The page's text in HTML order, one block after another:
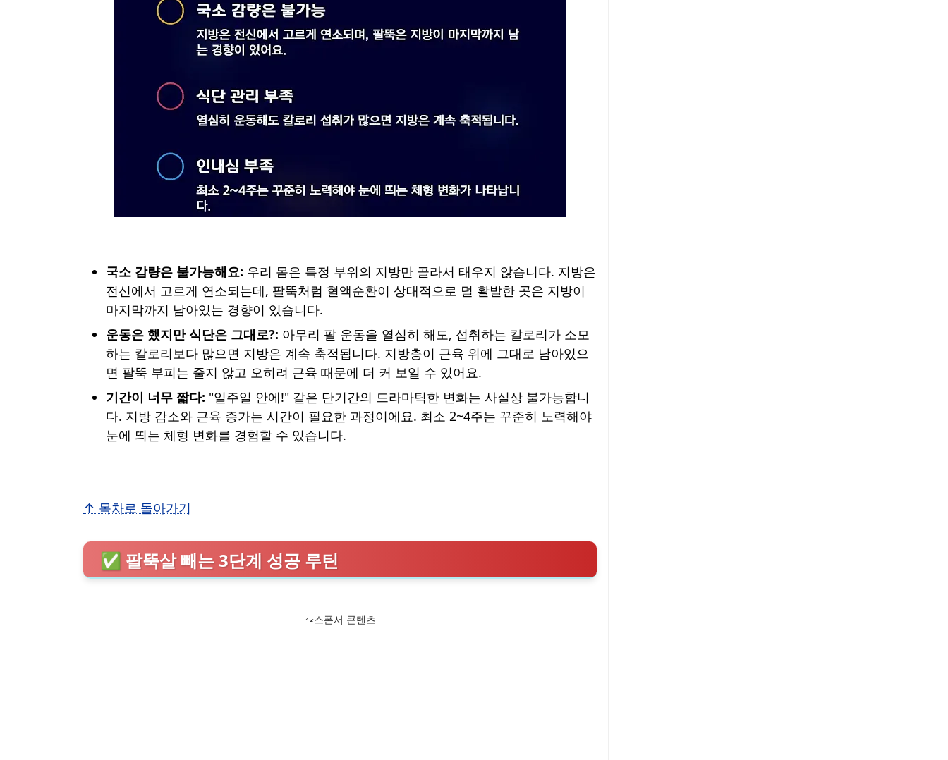
국소 감량은 불가능해요: 우리 몸은 특정 부위의 지방만 골라서 태우지 않습니다. 지방은
전신에서 고르게 연소되는데, 팔뚝처럼 혈액순환이 상대적으로 덜 활발한 곳은 지방이
마지막까지 남아있는 경향이 있습니다.
운동은 했지만 식단은 그대로?: 아무리 팔 운동을 열심히 해도, 섭취하는 칼로리가 소모
하는 칼로리보다 많으면 지방은 계속 축적됩니다. 지방층이 근육 위에 그대로 남아있으
면 팔뚝 부피는 줄지 않고 오히려 근육 때문에 더 커 보일 수 있어요.
기간이 너무 짧다: "일주일 안에!" 같은 단기간의 드라마틱한 변화는 사실상 불가능합니
다. 지방 감소와 근육 증가는 시간이 필요한 과정이에요. 최소 2~4주는 꾸준히 노력해야
눈에 띄는 체형 변화를 경험할 수 있습니다.
↑ 목차로 돌아가기
✅ 팔뚝살 빼는 3단계 성공 루틴
스폰서 콘텐츠